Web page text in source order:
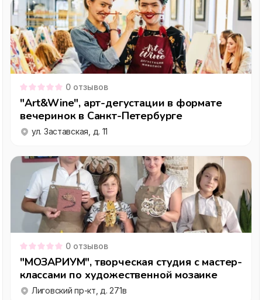
0 отзывов
"Art&Wine", арт-дегустации в формате
вечеринок в Санкт-Петербурге
ул. Заставская, д. 11
0 отзывов
"МОЗАРИУМ", творческая студия с мастер-
классами по художественной мозаике
Лиговский пр-кт, д. 271в